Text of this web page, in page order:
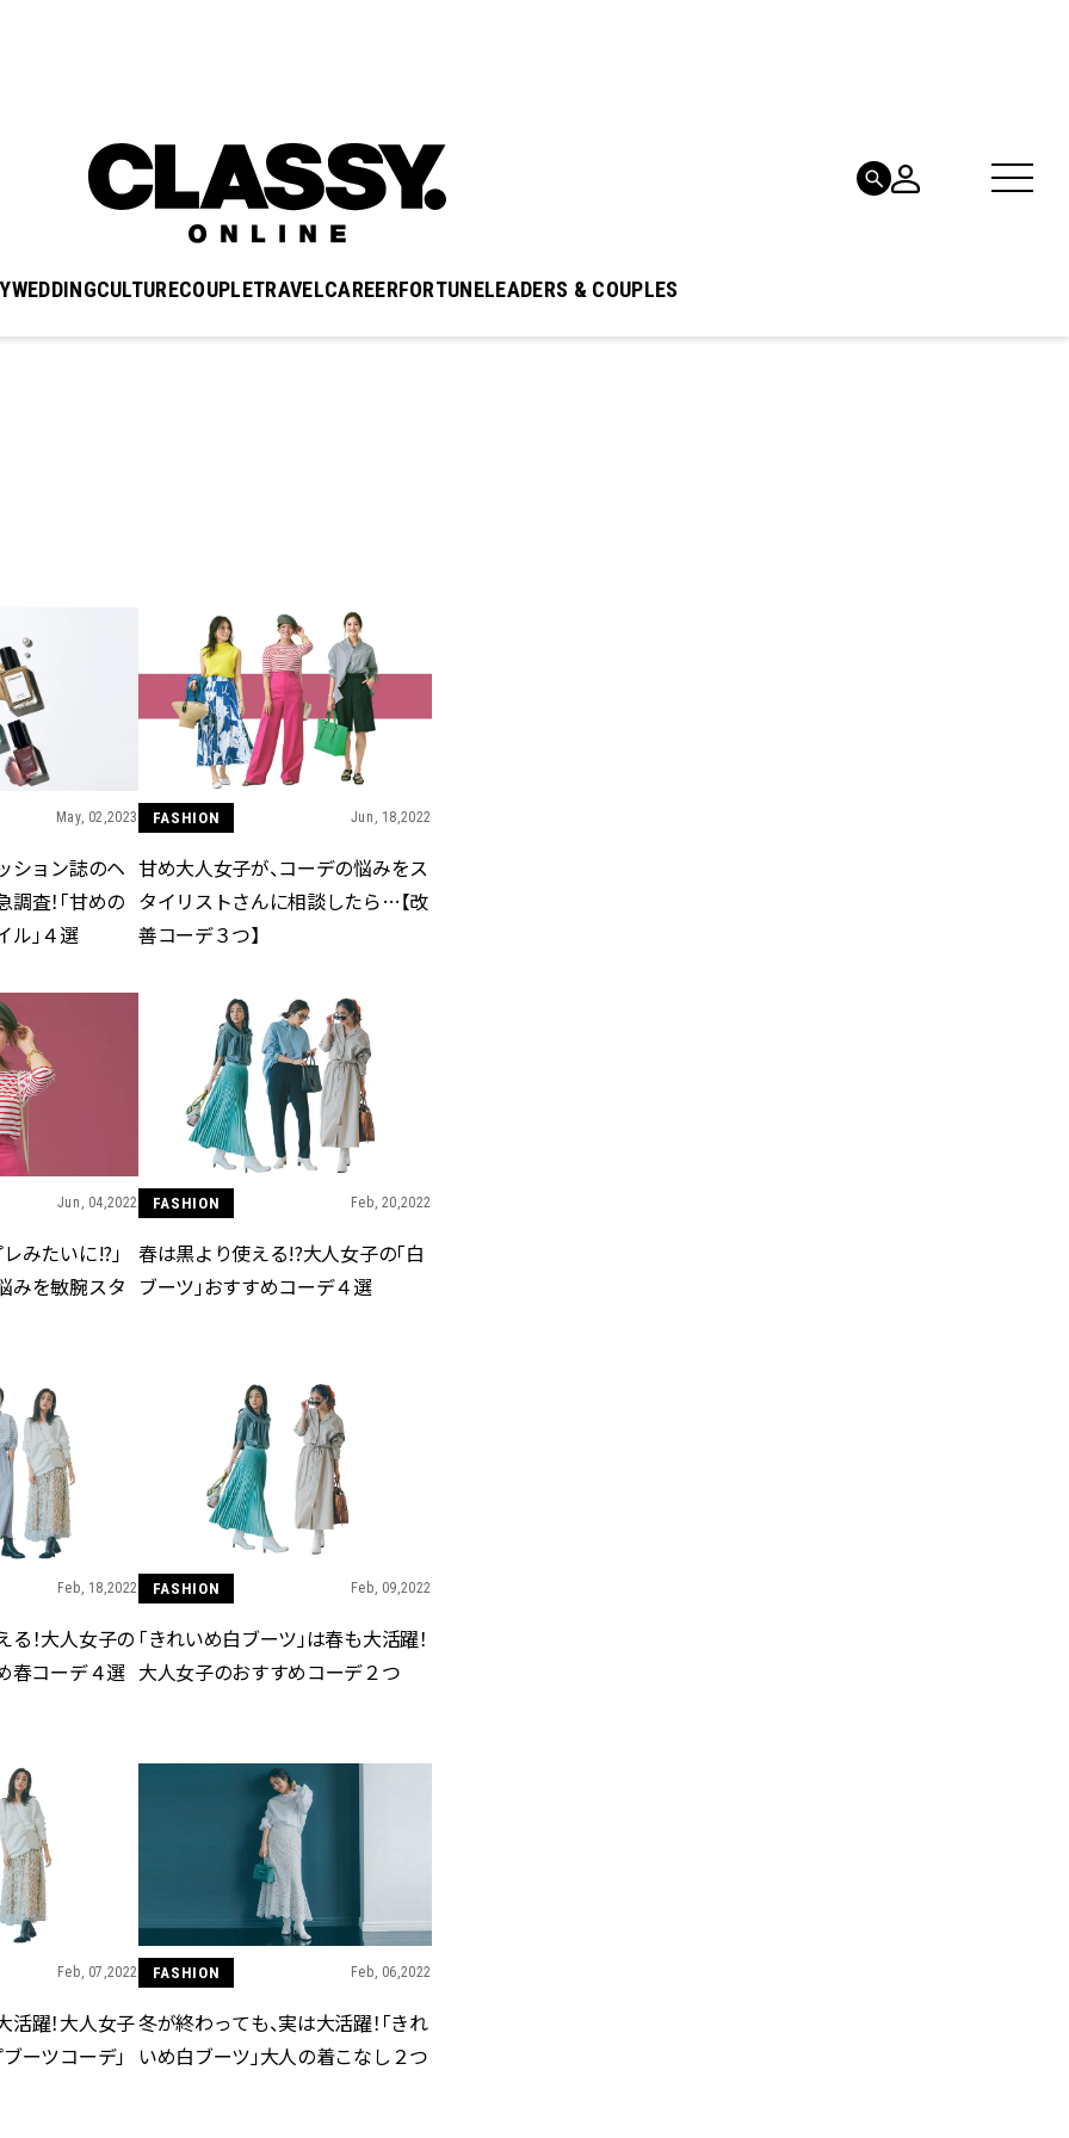
WEDDINGCULTURECOUPLETRAVELCAREERFORTUNELEADERS & COUPLES
May, 02,2023
ション誌のヘ
査！「甘めの
ル」４選
FASHION Jun, 18,2022
甘め大人女子が、コーデの悩みをス
タイリストさんに相談したら…【改
善コーデ３つ】
Jun, 04,2022
みたいに!?」
みを敏腕スタ
FASHION Feb, 20,2022
春は黒より使える!?大人女子の「白
ブーツ」おすすめコーデ４選
Feb, 18,2022
！大人女子の
春コーデ４選
FASHION Feb, 09,2022
「きれいめ白ブーツ」は春も大活躍！
大人女子のおすすめコーデ２つ
Feb, 07,2022
活躍！大人女子
ーツコーデ」
FASHION Feb, 06,2022
冬が終わっても、実は大活躍！「きれ
いめ白ブーツ」大人の着こなし２つ